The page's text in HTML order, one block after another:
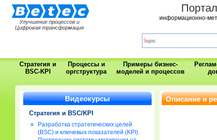
Улучшение процессов и
Цифровая трансформация
информационно-
Стратегия и
BSC-KPI
Процессы и
оргструктура
Примеры бизнес-
моделей и процессов
Видеокурсы
Стратегия и BSC/KPI
Разработка стратегических целей
(BSC) и ключевых показателей (KPI).
Описание и